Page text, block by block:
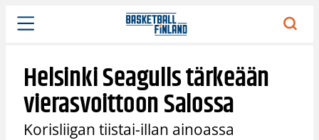
Siirry
sisältöön
Helsinki Seagulls tärkeään
vierasvoittoon Salossa
Korisliigan tiistai-illan ainoassa